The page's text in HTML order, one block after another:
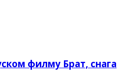
филму Брат, снага